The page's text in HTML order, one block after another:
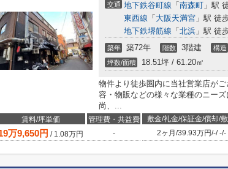
交通 地下鉄谷町線 「 南森町 」駅
東西線 「 大阪天満宮 」駅 徒
地下鉄堺筋線 「 北浜 」駅 徒
築年 築72年 階数 3階建 構造
坪数/面積 18.51坪 / 61.20㎡
物件より徒歩圏内に当社営業店が
容・物販などの様々な業種のニー
尚、...
賃料/坪単価 管理費・共益費 敷金/礼金/保証金/償却/敷
万9,650円 / 1.08万円 - 2ヶ月 /39.93万円/-/-/-